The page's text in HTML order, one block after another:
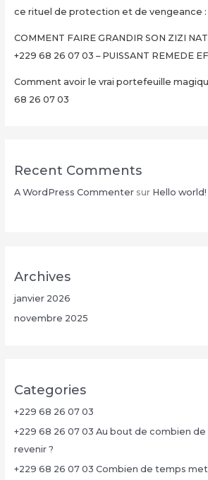
Minutes
+229
26
07
ce rituel de protection et de vengeance :
COMMENT FAIRE GRANDIR SON ZIZI
+229 68 26 07 03 – PUISSANT REMEDE
Comment avoir le vrai portefeuille
68 26 07 03
Recent Comments
A WordPress Commentersur Hello world!
Archives
janvier 2026
novembre 2025
Categories
+229 68 26 07 03
+229 68 26 07 03 Au bout de combien
revenir ?
+229 68 26 07 03 Combien de temps